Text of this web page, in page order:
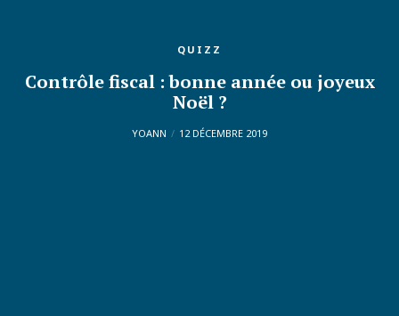
QUIZZ
Contrôle fiscal : bonne année ou joyeux
Noël ?
YOANN 12 DÉCEMBRE 2019